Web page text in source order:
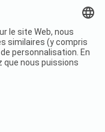
Conditions d'utilisation